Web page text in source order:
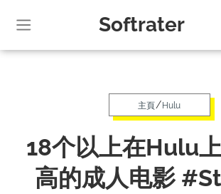
Softrater
主頁/Hulu
18个以上在Hulu
高的成人电影